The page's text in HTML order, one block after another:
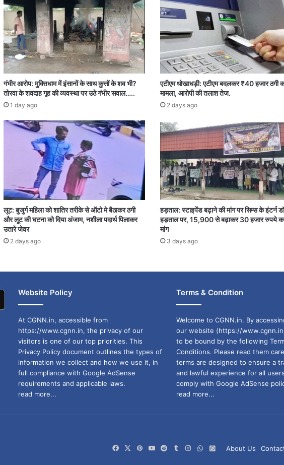
गंभीर आरोप: मुक्तिधाम में इंसानों के साथ कुत्तों के शव भी?
तोरवा के शवदाह गृह की व्यवस्था पर उठे गंभीर सवाल…..
1 day ago
एटीएम धोखाधड़ी: एटीएम बदलकर ₹40 हजार ठगी
मामला, आरोपी की तलाश तेज.
2 days ago
लूट: बुजुर्ग महिला को शातिर तरीके से ऑटो मे बैठाकर ठगी
और लूट की घटना को दिया अंजाम, नशीला पदार्थ पिलाकर
उतारे जेवर
2 days ago
हड़ताल: स्टाइपेंड बढ़ाने की मांग पर सिम्स के इंटर्न
हड़ताल पर, 15,900 से बढ़ाकर 30 हजार रुपये
मांग
3 days ago
Website Policy
At CGNN.in, accessible from
https://www.cgnn.in, the privacy of our
visitors is one of our top priorities. This
Privacy Policy document outlines the types of
information we collect and how we use it, in
full compliance with Google AdSense
requirements and applicable laws.
read more...
Terms & Condition
Welcome to CGNN.in. By
our website (https://
to be bound by the following
Conditions. Please read them
terms are designed to ensure a
and lawful experience for all
comply with Google AdSense
read more...
About Us
FacebookPinterestYouTubeRedditTumblrInstagramWhatsApp
WhatsApp